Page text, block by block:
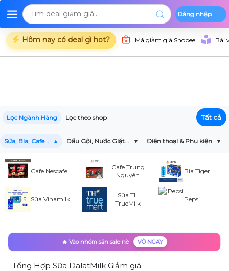
Đăng nhập
Hôm nay có deal gì hot? Mã giảm giá Shopee Bài
Trang chủ Deal Shopee Deal Lazada Deal Tiki Danh mục
Lọc Ngành Hàng Lọc theo shop Tất cả
Sữa, Bia, Cafe... Dầu Gội, Nước Giặt... Điện thoại & Phụ kiện
Cafe Nescafe
Cafe Trung
Nguyên
Bia Tiger
Sữa Vinamilk
Sữa TH
TrueMilk
Pepsi
🔥 Vào nhóm săn sale nè VÔ NGAY
Tổng Hợp Sữa DalatMilk Giảm giá